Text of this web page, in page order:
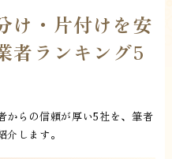
け・片付けを安
者ランキング5
からの信頼が厚い5社を、筆者
します。